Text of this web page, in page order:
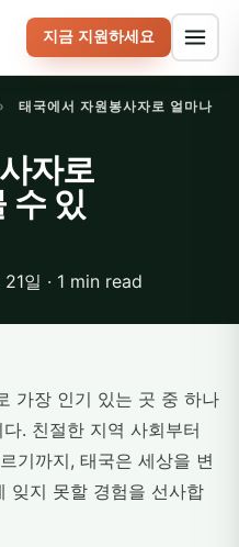
지금 지원하세요
›
태국에서 자원봉사자로 얼마나
자로
수 있
일 · 1 min read
가장 인기 있는 곳 중 하나
. 친절한 지역 사회부터
기까지, 태국은 세상을 변
잊지 못할 경험을 선사합